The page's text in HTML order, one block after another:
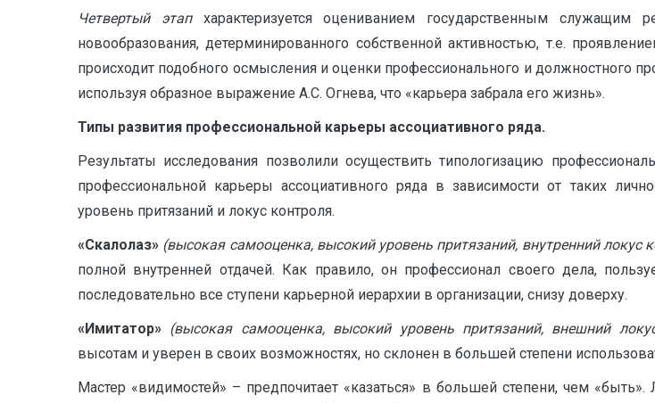
Четвертый этап характеризуется оцениванием государственным служащим
новообразования, детерминированного собственной активностью, т.е.
происходит подобного осмысления и оценки профессионального и должностного
используя образное выражение А.С. Огнева, что «карьера забрала его жизнь».
Типы развития профессиональной карьеры ассоциативного ряда.
Результаты исследования позволили осуществить типологизацию
профессиональной карьеры ассоциативного ряда в зависимости от таких
уровень притязаний и локус контроля.
«Скалолаз» (высокая самооценка, высокий уровень притязаний, внутренний локус
полной внутренней отдачей. Как правило, он профессионал своего дела,
последовательно все ступени карьерной иерархии в организации, снизу доверху.
«Имитатор» (высокая самооценка, высокий уровень притязаний, внешний
высотам и уверен в своих возможностях, но склонен в большей степени
Мастер «видимостей» – предпочитает «казаться» в большей степени, чем